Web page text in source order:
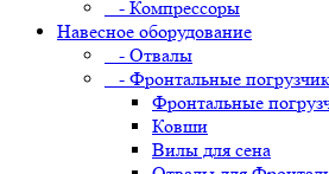
- Компрессоры
Навесное оборудование
- Отвалы
- Фронтальные
Фронтальные
Ковши
Вилы для сена